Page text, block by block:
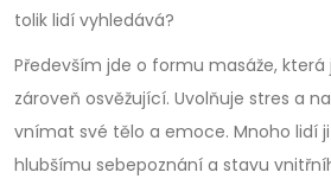
tolik lidí vyhledává?
Především jde o formu masáže,
zároveň osvěžující. Uvolňuje stres a
vnímat své tělo a emoce. Mnoho lidí
hlubšímu sebepoznání a stavu